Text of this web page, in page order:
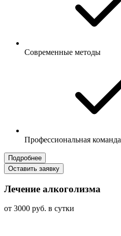
Современные методы
Профессиональная команда
Подробнее
Оставить заявку
Лечение алкоголизма
от 3000 руб. в сутки